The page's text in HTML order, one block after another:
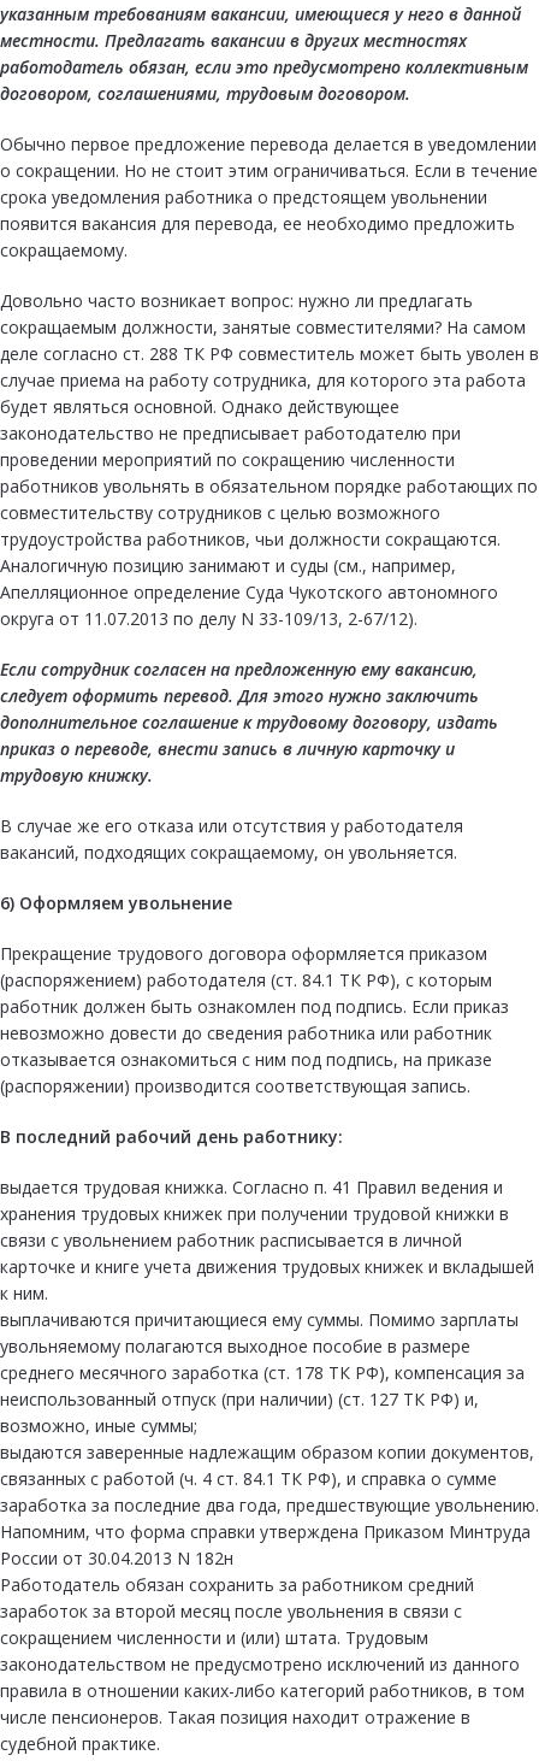
указанным требованиям вакансии, имеющиеся у него в данной
местности. Предлагать вакансии в других местностях
работодатель обязан, если это предусмотрено коллективным
договором, соглашениями, трудовым договором.
Обычно первое предложение перевода делается в уведомлении
о сокращении. Но не стоит этим ограничиваться. Если в течение
срока уведомления работника о предстоящем увольнении
появится вакансия для перевода, ее необходимо предложить
сокращаемому.
Довольно часто возникает вопрос: нужно ли предлагать
сокращаемым должности, занятые совместителями? На самом
деле согласно ст. 288 ТК РФ совместитель может быть уволен в
случае приема на работу сотрудника, для которого эта работа
будет являться основной. Однако действующее
законодательство не предписывает работодателю при
проведении мероприятий по сокращению численности
работников увольнять в обязательном порядке работающих по
совместительству сотрудников с целью возможного
трудоустройства работников, чьи должности сокращаются.
Аналогичную позицию занимают и суды (см., например,
Апелляционное определение Суда Чукотского автономного
округа от 11.07.2013 по делу N 33-109/13, 2-67/12).
Если сотрудник согласен на предложенную ему вакансию,
следует оформить перевод. Для этого нужно заключить
дополнительное соглашение к трудовому договору, издать
приказ о переводе, внести запись в личную карточку и
трудовую книжку.
В случае же его отказа или отсутствия у работодателя
вакансий, подходящих сокращаемому, он увольняется.
6) Оформляем увольнение
Прекращение трудового договора оформляется приказом
(распоряжением) работодателя (ст. 84.1 ТК РФ), с которым
работник должен быть ознакомлен под подпись. Если приказ
невозможно довести до сведения работника или работник
отказывается ознакомиться с ним под подпись, на приказе
(распоряжении) производится соответствующая запись.
В последний рабочий день работнику:
выдается трудовая книжка. Согласно п. 41 Правил ведения и
хранения трудовых книжек при получении трудовой книжки в
связи с увольнением работник расписывается в личной
карточке и книге учета движения трудовых книжек и вкладышей
к ним.
выплачиваются причитающиеся ему суммы. Помимо зарплаты
увольняемому полагаются выходное пособие в размере
среднего месячного заработка (ст. 178 ТК РФ), компенсация за
неиспользованный отпуск (при наличии) (ст. 127 ТК РФ) и,
возможно, иные суммы;
выдаются заверенные надлежащим образом копии документов,
связанных с работой (ч. 4 ст. 84.1 ТК РФ), и справка о сумме
заработка за последние два года, предшествующие увольнению.
Напомним, что форма справки утверждена Приказом Минтруда
России от 30.04.2013 N 182н
Работодатель обязан сохранить за работником средний
заработок за второй месяц после увольнения в связи с
сокращением численности и (или) штата. Трудовым
законодательством не предусмотрено исключений из данного
правила в отношении каких-либо категорий работников, в том
числе пенсионеров. Такая позиция находит отражение в
судебной практике.